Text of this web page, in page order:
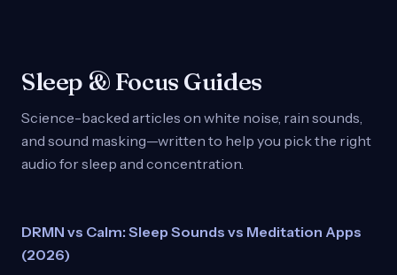
Sleep & Focus Guides
Science-backed articles on white noise, rain sounds,
and sound masking—written to help you pick the right
audio for sleep and concentration.
DRMN vs Calm: Sleep Sounds vs Meditation Apps
(2026)